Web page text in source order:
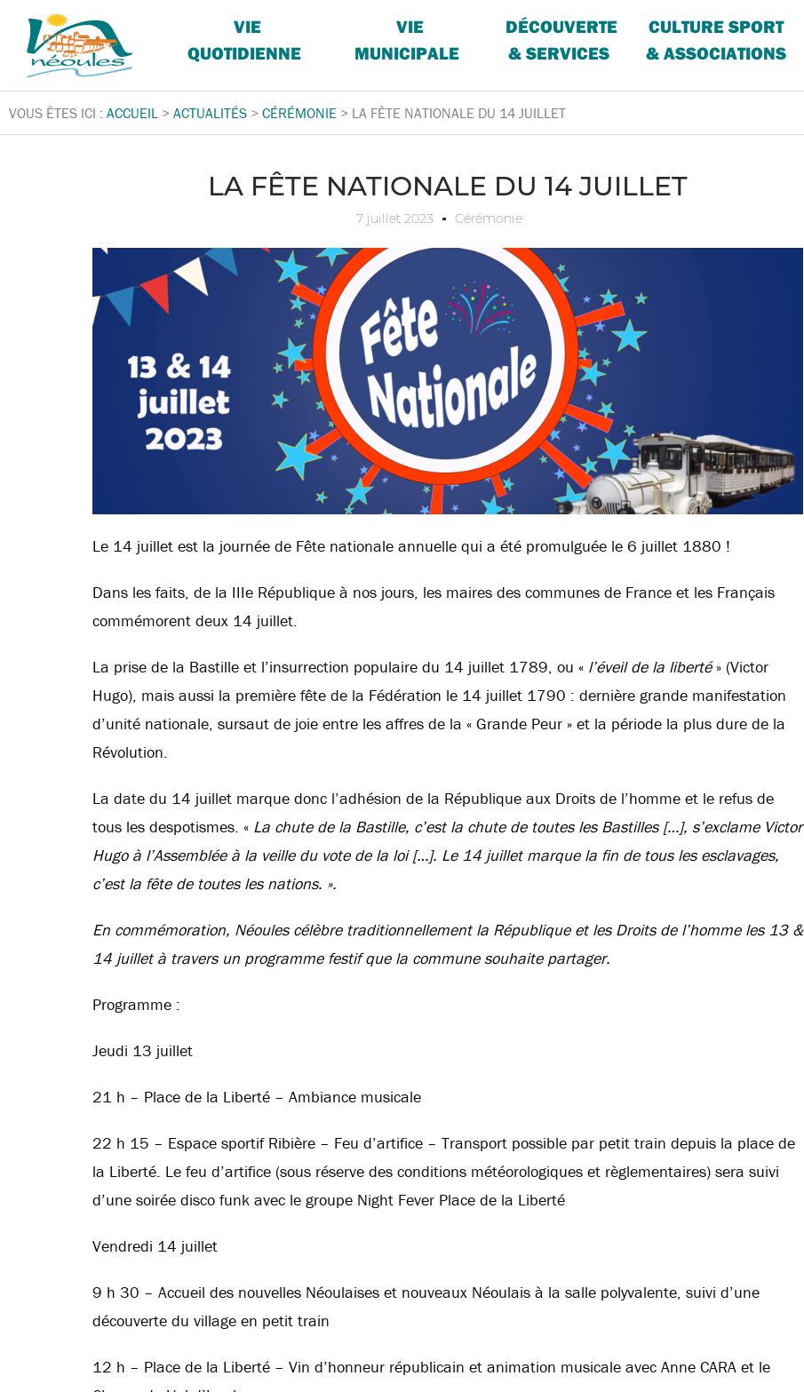
VIE
QUOTIDIENNE
VIE
MUNICIPALE
DÉCOUVERTE
& SERVICES
CULTURE SPORT
& ASSOCIATIONS
VOUS ÊTES ICI : ACCUEIL > ACTUALITÉS > CÉRÉMONIE > LA FÊTE NATIONALE DU 14 JUILLET
LA FÊTE NATIONALE DU 14 JUILLET
7 juillet 2023 Cérémonie
Le 14 juillet est la journée de Fête nationale annuelle qui a été promulguée le 6 juillet 1880 !
Dans les faits, de la IIIe République à nos jours, les maires des communes de France et les Français
commémorent deux 14 juillet.
La prise de la Bastille et l’insurrection populaire du 14 juillet 1789, ou « l’éveil de la liberté» (Victor
Hugo), mais aussi la première fête de la Fédération le 14 juillet 1790 : dernière grande manifestation
d’unité nationale, sursaut de joie entre les affres de la « Grande Peur » et la période la plus dure de la
Révolution.
La date du 14 juillet marque donc l’adhésion de la République aux Droits de l’homme et le refus de
tous les despotismes. « La chute de la Bastille, c’est la chute de toutes les Bastilles […], s’exclame Victor
Hugo à l’Assemblée à la veille du vote de la loi […]. Le 14 juillet marque la fin de tous les esclavages,
c’est la fête de toutes les nations. ».
En commémoration, Néoules célèbre traditionnellement la République et les Droits de l’homme les 13 &
14 juillet à travers un programme festif que la commune souhaite partager.
Programme :
Jeudi 13 juillet
21 h – Place de la Liberté – Ambiance musicale
22 h 15 – Espace sportif Ribière – Feu d’artifice – Transport possible par petit train depuis la place de
la Liberté. Le feu d’artifice (sous réserve des conditions météorologiques et règlementaires) sera suivi
d’une soirée disco funk avec le groupe Night Fever Place de la Liberté
Vendredi 14 juillet
9 h 30 – Accueil des nouvelles Néoulaises et nouveaux Néoulais à la salle polyvalente, suivi d’une
découverte du village en petit train
12 h – Place de la Liberté – Vin d’honneur républicain et animation musicale avec Anne CARA et le